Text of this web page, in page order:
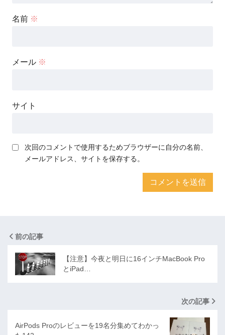
名前 ※
メール ※
サイト
次回のコメントで使用するためブラウザーに自分の名前、
メールアドレス、サイトを保存する。
前の記事
【注意】今夜と明日に16インチMacBook Pro
とiPad…
次の記事
AirPods Proのレビューを19名分集めてわかっ